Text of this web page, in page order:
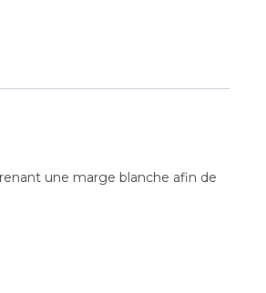
une marge blanche afin de